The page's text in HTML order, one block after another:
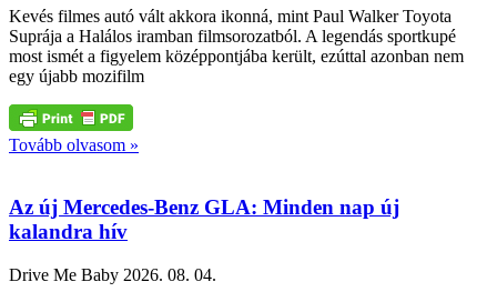
Kevés filmes autó vált akkora ikonná, mint Paul Walker Toyota
Suprája a Halálos iramban filmsorozatból. A legendás sportkupé
most ismét a figyelem középpontjába került, ezúttal azonban nem
egy újabb mozifilm
Tovább olvasom »
Az új Mercedes-Benz GLA: Minden nap új
kalandra hív
Drive Me Baby 2026. 08. 04.